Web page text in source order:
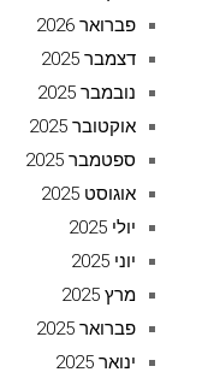
פברואר 2026
דצמבר 2025
נובמבר 2025
אוקטובר 2025
ספטמבר 2025
אוגוסט 2025
יולי 2025
יוני 2025
מרץ 2025
פברואר 2025
ינואר 2025